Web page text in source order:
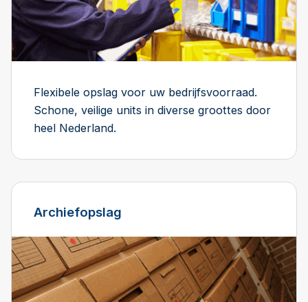
Flexibele opslag voor uw bedrijfsvoorraad.
Schone, veilige units in diverse groottes door
heel Nederland.
Archiefopslag